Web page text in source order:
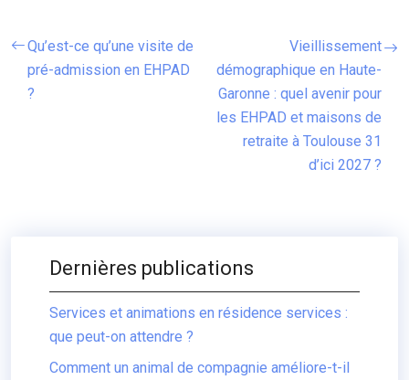
Qu’est-ce qu’une visite de
pré-admission en EHPAD
?
Vieillissement
démographique en Haute-
Garonne : quel avenir pour
les EHPAD et maisons de
retraite à Toulouse 31
d’ici 2027 ?
Dernières publications
Services et animations en résidence services :
que peut-on attendre ?
Comment un animal de compagnie améliore-t-il